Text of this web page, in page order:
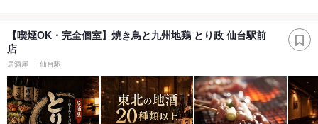
【喫煙OK・完全個室】焼き鳥と九州地鶏 とり政 仙台駅前
店
居酒屋 仙台駅